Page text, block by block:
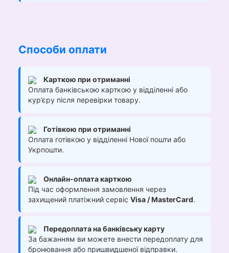
Способи оплати
Карткою при отриманні
Оплата банківською карткою у відділенні або
кур’єру після перевірки товару.
Готівкою при отриманні
Оплата готівкою у відділенні Нової пошти або
Укрпошти.
Онлайн-оплата карткою
Під час оформлення замовлення через
захищений платіжний сервіс Visa / MasterCard.
Передоплата на банківську карту
За бажанням ви можете внести передоплату для
бронювання або пришвидшеної відправки.